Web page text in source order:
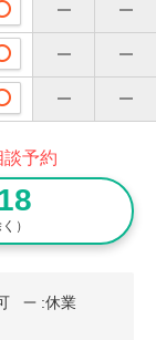
予約
）
:休業